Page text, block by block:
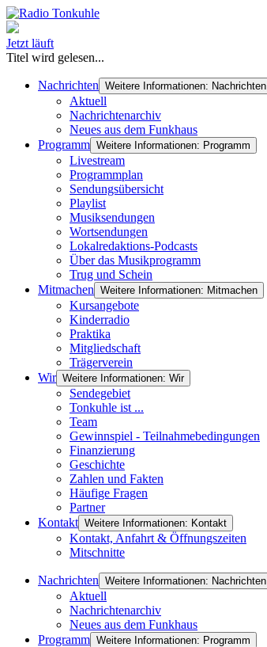
Jetzt läuft
Titel wird gelesen...
Nachrichten Weitere Informationen: Nachrichten
Aktuell
Nachrichtenarchiv
Neues aus dem Funkhaus
Programm Weitere Informationen: Programm
Livestream
Programmplan
Sendungsübersicht
Playlist
Musiksendungen
Wortsendungen
Lokalredaktions-Podcasts
Über das Musikprogramm
Trug und Schein
Mitmachen Weitere Informationen: Mitmachen
Kursangebote
Kinderradio
Praktika
Mitgliedschaft
Trägerverein
Wir Weitere Informationen: Wir
Sendegebiet
Tonkuhle ist ...
Team
Gewinnspiel - Teilnahmebedingungen
Finanzierung
Geschichte
Zahlen und Fakten
Häufige Fragen
Partner
Kontakt Weitere Informationen: Kontakt
Kontakt, Anfahrt & Öffnungszeiten
Mitschnitte
Nachrichten Weitere Informationen: Nachrichten
Aktuell
Nachrichtenarchiv
Neues aus dem Funkhaus
Programm Weitere Informationen: Programm